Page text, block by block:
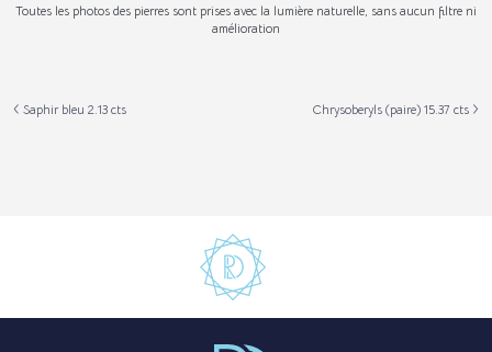
Toutes les photos des pierres sont prises avec la lumière naturelle, sans aucun filtre ni
amélioration
Saphir bleu 2.13 cts Chrysoberyls (paire) 15.37 cts